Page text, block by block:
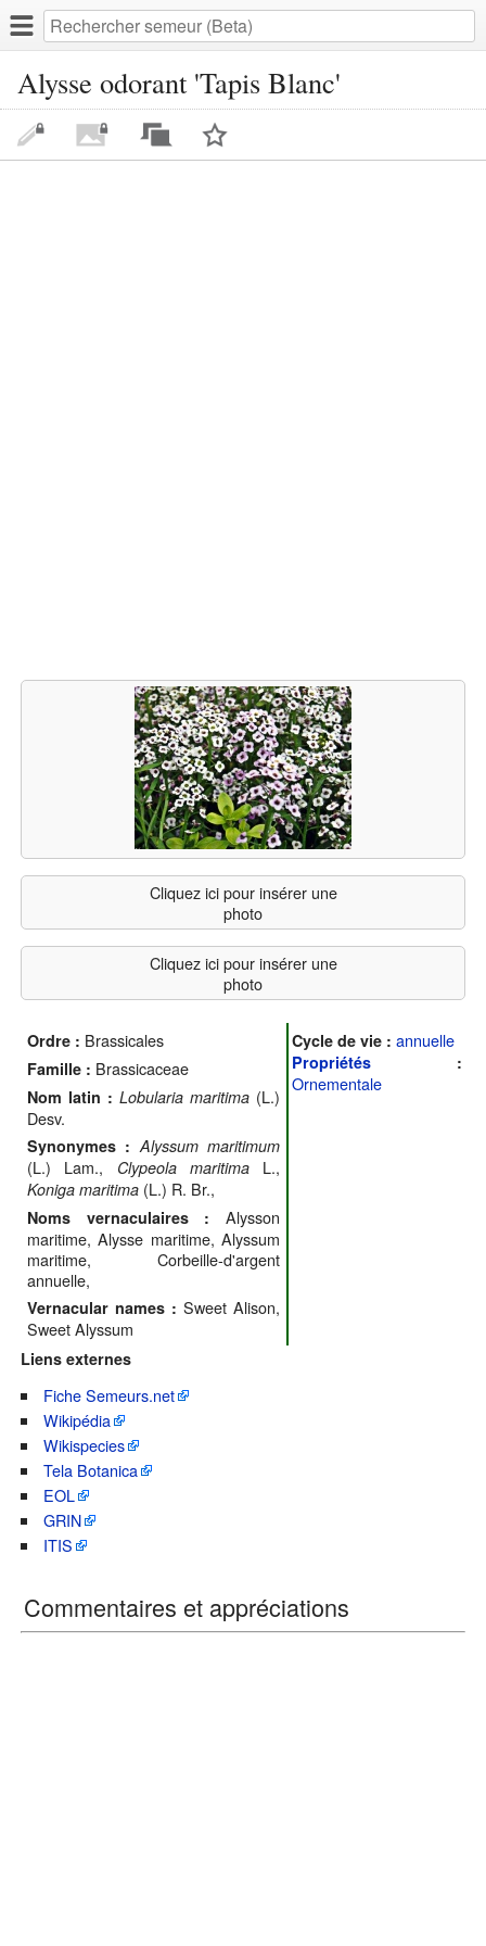
Alysse odorant 'Tapis Blanc'
Cliquez ici pour insérer une
photo
Cliquez ici pour insérer une
photo
Ordre : Brassicales
Famille : Brassicaceae
Nom latin : Lobularia maritima (L.)
Desv.
Synonymes : Alyssum maritimum
(L.) Lam., Clypeola maritimaL.,
Koniga maritima (L.) R. Br.,
Noms vernaculaires : Alysson
maritime, Alysse maritime, Alyssum
maritime, Corbeille-d'argent
annuelle,
Vernacular names : Sweet Alison,
Sweet Alyssum
Cycle de vie : annuelle
Propriétés :
Ornementale
Liens externes
Fiche Semeurs.net
Wikipédia
Wikispecies
Tela Botanica
EOL
GRIN
ITIS
Commentaires et appréciations